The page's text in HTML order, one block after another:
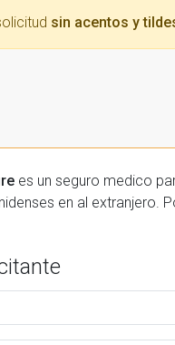
sin acentos y
es un seguro medico para estudiantes
datos a continuacion para recibir un presupuesto gratuito y luego comprar una